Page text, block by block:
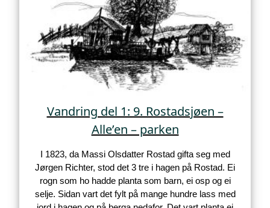
Vandring del 1: 9. Rostadsjøen –
Alle’en – parken
I 1823, da Massi Olsdatter Rostad gifta seg med
Jørgen Richter, stod det 3 tre i hagen på Rostad. Ei
rogn som ho hadde planta som barn, ei osp og ei
selje. Sidan vart det fylt på mange hundre lass med